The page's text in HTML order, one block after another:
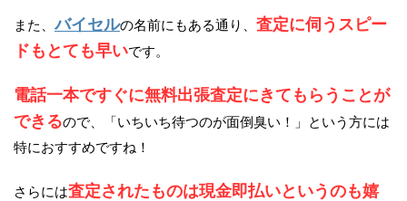
また、バイセルの名前にもある通り、 査定に伺うスピー
ドもとても早いです。
電話一本ですぐに無料出張査定にきてもらうことが
できるので、「いちいち待つのが面倒臭い！」という方には
特におすすめですね！
さらには査定されたものは現金即払いというのも嬉